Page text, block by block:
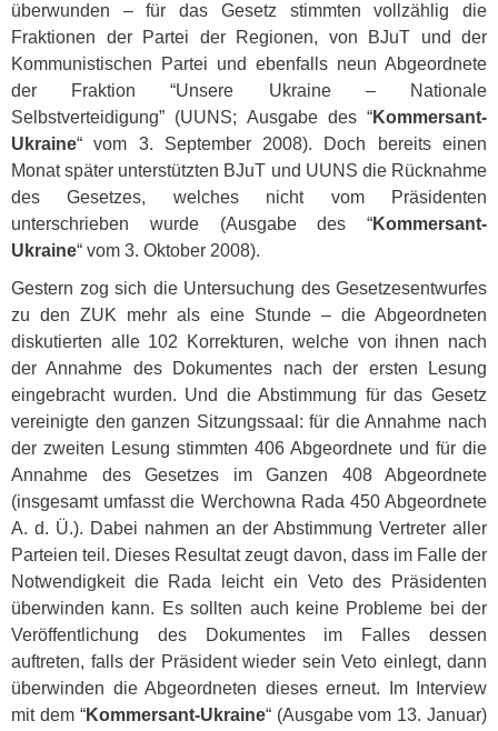
überwunden – für das Gesetz stimmten vollzählig die
Fraktionen der Partei der Regionen, von BJuT und der
Kommunistischen Partei und ebenfalls neun Abgeordnete
der Fraktion “Unsere Ukraine – Nationale
Selbstverteidigung” (UUNS; Ausgabe des “Kommersant-
Ukraine“ vom 3. September 2008). Doch bereits einen
Monat später unterstützten BJuT und UUNS die Rücknahme
des Gesetzes, welches nicht vom Präsidenten
unterschrieben wurde (Ausgabe des “Kommersant-
Ukraine“ vom 3. Oktober 2008).
Gestern zog sich die Untersuchung des Gesetzesentwurfes
zu den ZUK mehr als eine Stunde – die Abgeordneten
diskutierten alle 102 Korrekturen, welche von ihnen nach
der Annahme des Dokumentes nach der ersten Lesung
eingebracht wurden. Und die Abstimmung für das Gesetz
vereinigte den ganzen Sitzungssaal: für die Annahme nach
der zweiten Lesung stimmten 406 Abgeordnete und für die
Annahme des Gesetzes im Ganzen 408 Abgeordnete
(insgesamt umfasst die Werchowna Rada 450 Abgeordnete
A. d. Ü.). Dabei nahmen an der Abstimmung Vertreter aller
Parteien teil. Dieses Resultat zeugt davon, dass im Falle der
Notwendigkeit die Rada leicht ein Veto des Präsidenten
überwinden kann. Es sollten auch keine Probleme bei der
Veröffentlichung des Dokumentes im Falles dessen
auftreten, falls der Präsident wieder sein Veto einlegt, dann
überwinden die Abgeordneten dieses erneut. Im Interview
mit dem “Kommersant-Ukraine“ (Ausgabe vom 13. Januar)